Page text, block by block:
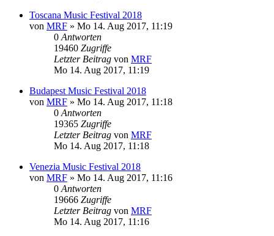
Toscana Music Festival 2018
von MRF » Mo 14. Aug 2017, 11:19
0 Antworten
19460 Zugriffe
Letzter Beitrag von MRF
Mo 14. Aug 2017, 11:19
Budapest Music Festival 2018
von MRF » Mo 14. Aug 2017, 11:18
0 Antworten
19365 Zugriffe
Letzter Beitrag von MRF
Mo 14. Aug 2017, 11:18
Venezia Music Festival 2018
von MRF » Mo 14. Aug 2017, 11:16
0 Antworten
19666 Zugriffe
Letzter Beitrag von MRF
Mo 14. Aug 2017, 11:16